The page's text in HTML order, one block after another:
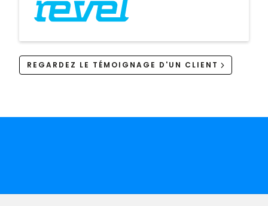
REGARDEZ LE TÉMOIGNAGE D'UN CLIENT